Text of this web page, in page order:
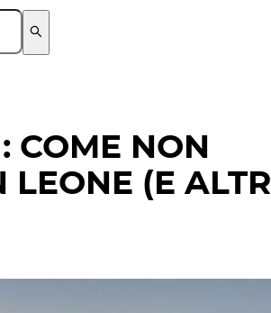
COME NON
(E ALTRI